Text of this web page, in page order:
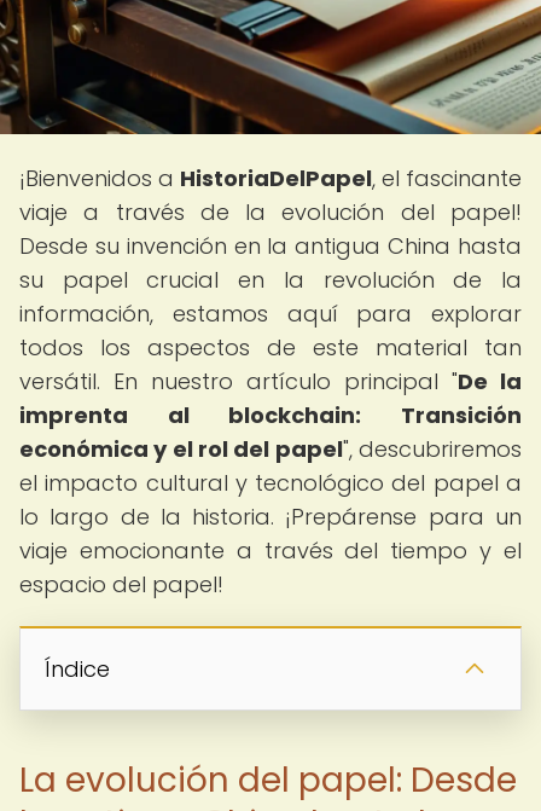
¡Bienvenidos a HistoriaDelPapel, el fascinante
viaje a través de la evolución del papel!
Desde su invención en la antigua China hasta
su papel crucial en la revolución de la
información, estamos aquí para explorar
todos los aspectos de este material tan
versátil. En nuestro artículo principal "De la
imprenta al blockchain: Transición
económica y el rol del papel", descubriremos
el impacto cultural y tecnológico del papel a
lo largo de la historia. ¡Prepárense para un
viaje emocionante a través del tiempo y el
espacio del papel!
Índice
La evolución del papel: Desde